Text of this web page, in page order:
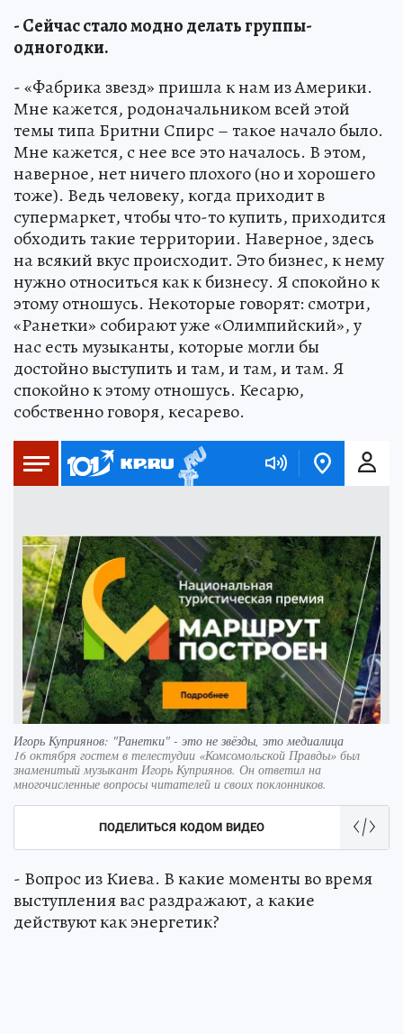
- Сейчас стало модно делать группы-
одногодки.
- «Фабрика звезд» пришла к нам из Америки.
Мне кажется, родоначальником всей этой
темы типа Бритни Спирс – такое начало было.
Мне кажется, с нее все это началось. В этом,
наверное, нет ничего плохого (но и хорошего
тоже). Ведь человеку, когда приходит в
супермаркет, чтобы что-то купить, приходится
обходить такие территории. Наверное, здесь
на всякий вкус происходит. Это бизнес, к нему
нужно относиться как к бизнесу. Я спокойно к
этому отношусь. Некоторые говорят: смотри,
«Ранетки» собирают уже «Олимпийский», у
нас есть музыканты, которые могли бы
достойно выступить и там, и там, и там. Я
спокойно к этому отношусь. Кесарю,
собственно говоря, кесарево.
Игорь Куприянов: "Ранетки" - это не звёзды, это медиалица
16 октября гостем в телестудии «Комсомольской Правды» был
знаменитый музыкант Игорь Куприянов. Он ответил на
многочисленные вопросы читателей и своих поклонников.
ПОДЕЛИТЬСЯ КОДОМ ВИДЕО
- Вопрос из Киева. В какие моменты во время
выступления вас раздражают, а какие
действуют как энергетик?